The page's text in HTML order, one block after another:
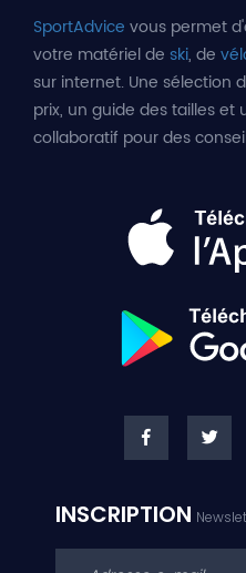
SportAdvice vous permet
votre matériel de ski, de
sur internet. Une sélection
prix, un guide des tailles et
collaboratif pour des
INSCRIPTION